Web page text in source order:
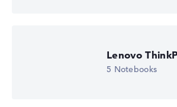
Lenovo
5 Notebooks